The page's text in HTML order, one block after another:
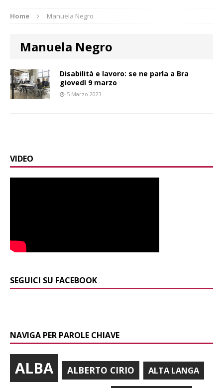
Home Manuela Negro
Manuela Negro
Disabilità e lavoro: se ne parla a Bra
giovedì 9 marzo
5 Marzo 2023
VIDEO
SEGUICI SU FACEBOOK
NAVIGA PER PAROLE CHIAVE
ALBA ALBERTO CIRIO ALTA LANGA